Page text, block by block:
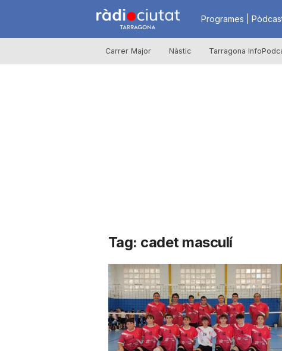
R
à
i
u
t
Programes |
Carrer Major Nàstic Tarragona
Tag: cadet masculí